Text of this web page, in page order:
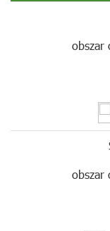
obszar
obszar